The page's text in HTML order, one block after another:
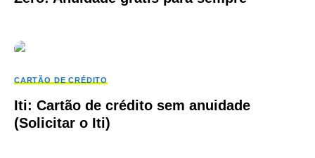
CARTÃO DE CRÉDITO
Iti: Cartão de crédito sem anuidade
(Solicitar o Iti)